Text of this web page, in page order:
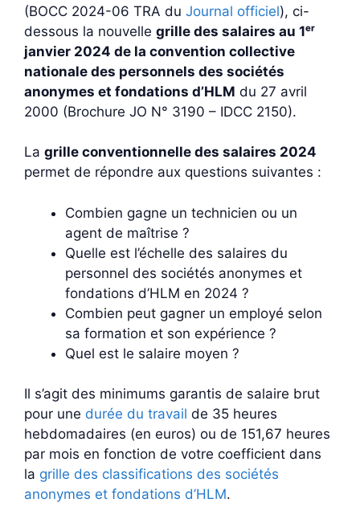
(BOCC 2024-06 TRA du Journal officiel), ci-
dessous la nouvelle grille des salaires au 1ᵉʳ
janvier 2024 de la convention collective
nationale des personnels des sociétés
anonymes et fondations d’HLM du 27 avril
2000 (Brochure JO N° 3190 – IDCC 2150).
La grille conventionnelle des salaires 2024
permet de répondre aux questions suivantes :
Combien gagne un technicien ou un
agent de maîtrise ?
Quelle est l’échelle des salaires du
personnel des sociétés anonymes et
fondations d’HLM en 2024 ?
Combien peut gagner un employé selon
sa formation et son expérience ?
Quel est le salaire moyen ?
Il s’agit des minimums garantis de salaire brut
pour une durée du travail de 35 heures
hebdomadaires (en euros) ou de 151,67 heures
par mois en fonction de votre coefficient dans
la grille des classifications des sociétés
anonymes et fondations d’HLM.